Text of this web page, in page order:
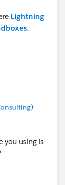
Lightning
you using is